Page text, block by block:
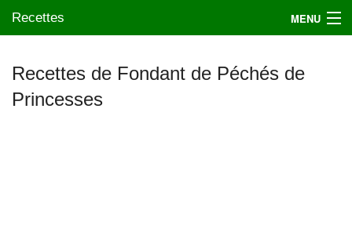
Recettes MENU
Mes blogs préférés
Recettes de Fondant de Péchés de
Princesses